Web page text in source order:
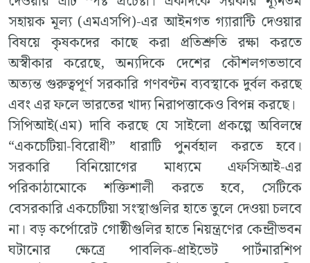
সহায়ক মূল্য (এমএসপি)-এর আইনগত গ্যারান্টি দেওয়ার
বিষয়ে কৃষকদের কাছে করা প্রতিশ্রুতি রক্ষা করতে
অস্বীকার করেছে, অন্যদিকে দেশের কৌশলগতভাবে
অত্যন্ত গুরুত্বপূর্ণ সরকারি গণবণ্টন ব্যবস্থাকে দুর্বল করছে
এবং এর ফলে ভারতের খাদ্য নিরাপত্তাকেও বিপন্ন করছে।
সিপিআই(এম) দাবি করছে যে সাইলো প্রকল্পে অবিলম্বে
“একচেটিয়া-বিরোধী” ধারাটি পুনর্বহাল করতে হবে।
সরকারি বিনিয়োগের মাধ্যমে এফসিআই-এর
পরিকাঠামোকে শক্তিশালী করতে হবে, সেটিকে
বেসরকারি একচেটিয়া সংস্থাগুলির হাতে তুলে দেওয়া চলবে
না। বড় কর্পোরেট গোষ্ঠীগুলির হাতে নিয়ন্ত্রণের কেন্দ্রীভবন
ঘটানোর ক্ষেত্রে পাবলিক-প্রাইভেট পার্টনারশিপ